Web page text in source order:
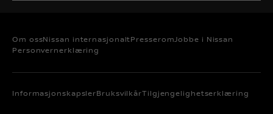
Om ossNissan internasjonaltPresseromJobbe i Nissan
Personvernerklæring
InformasjonskapslerBruksvilkårTilgjengelighetserklæring